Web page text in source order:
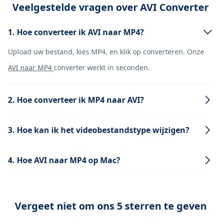
Veelgestelde vragen over AVI Converter
1. Hoe converteer ik AVI naar MP4?
Upload uw bestand, kies MP4, en klik op converteren. Onze
AVI naar MP4 converter werkt in seconden.
2. Hoe converteer ik MP4 naar AVI?
3. Hoe kan ik het videobestandstype wijzigen?
4. Hoe AVI naar MP4 op Mac?
Vergeet niet om ons 5 sterren te geven